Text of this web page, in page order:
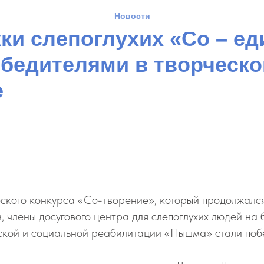
Новости
подопечные Фонда
слепоглухих «Со –
в
конкурса «Со-творение», который
члены досугового центра для слепоглухих людей
и социальной реабилитации «Пышма» стали